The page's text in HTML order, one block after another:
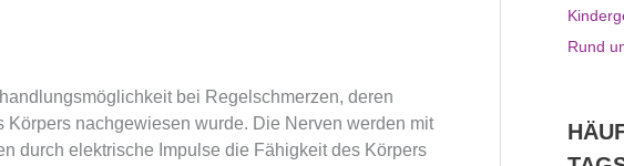
bei Regelschmerzen, deren
nachgewiesen wurde. Die Nerven werden mit
durch elektrische Impulse die Fähigkeit des Körpers
Rund